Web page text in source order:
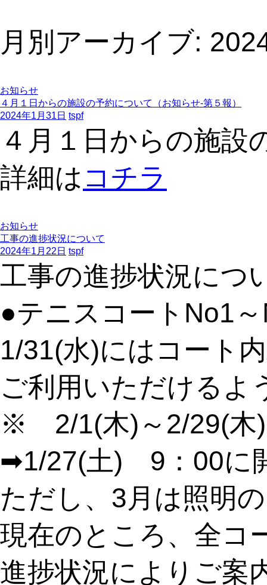
月別アーカイブ:
お知らせ
４月１日からの施設の予約について（お知らせ-第５報）
2024年1月31日 tspf
４月１日からの施設
詳細は コチラ
お知らせ
工事の進捗状況について
2024年1月22日 tspf
工事の進捗状況につ
●テニスコートNo1
1/31(水)にはコート
ご利用いただけるよ
※ 2/1(木)～2/29(
➡1/27(土) 9：00に
ただし、3月は照明
現在のところ、全コ
進捗状況によりご案